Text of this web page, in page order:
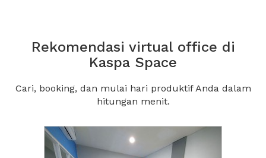
Rekomendasi virtual office di
Kaspa Space
Cari, booking, dan mulai hari produktif Anda dalam
hitungan menit.
Previous Next2